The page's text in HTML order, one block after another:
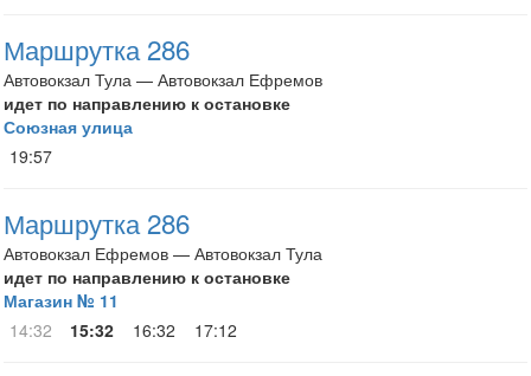
Маршрутка 286
Автовокзал Тула — Автовокзал Ефремов
идет по направлению к остановке
Союзная улица
19:57
Маршрутка 286
Автовокзал Ефремов — Автовокзал Тула
идет по направлению к остановке
Магазин № 11
14:32
15:32 16:32 17:12